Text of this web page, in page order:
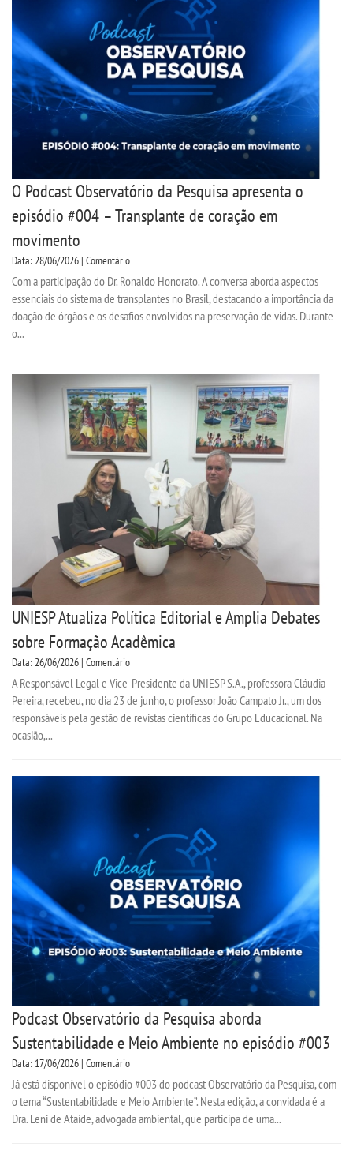
TECNOLÓGICOS
EXTENSÃO
VESTIBULAR
TRANSFERÊNCIA
SEGUNDA GRADUAÇÃO
MATRÍCULA
EDITAL - ADENDO 1
PUBLICAÇÕES
DESTAQUES
UNIESP NEWS
LOGIN
WEBMAIL
PORTAL DE ALUNOS
PORTAL DE PROFESSORES/ACADÊMICO
UNIESP
TRABALHE CONOSCO
OUVIDORIA
O Podcast Observatório da Pesquisa apresenta o
episódio #004 – Transplante de coração em
movimento
Data: 28/06/2026 | Comentário
Com a participação do Dr. Ronaldo Honorato. A conversa aborda aspectos
essenciais do sistema de transplantes no Brasil, destacando a importância da
doação de órgãos e os desafios envolvidos na preservação de vidas. Durante
o...
UNIESP Atualiza Política Editorial e Amplia Debates
sobre Formação Acadêmica
Data: 26/06/2026 | Comentário
A Responsável Legal e Vice-Presidente da UNIESP S.A., professora Cláudia
Pereira, recebeu, no dia 23 de junho, o professor João Campato Jr., um dos
responsáveis pela gestão de revistas científicas do Grupo Educacional. Na
ocasião,...
Podcast Observatório da Pesquisa aborda
Sustentabilidade e Meio Ambiente no episódio #003
Data: 17/06/2026 | Comentário
Já está disponível o episódio #003 do podcast Observatório da Pesquisa, com
o tema “Sustentabilidade e Meio Ambiente”. Nesta edição, a convidada é a
Dra. Leni de Ataíde, advogada ambiental, que participa de uma...